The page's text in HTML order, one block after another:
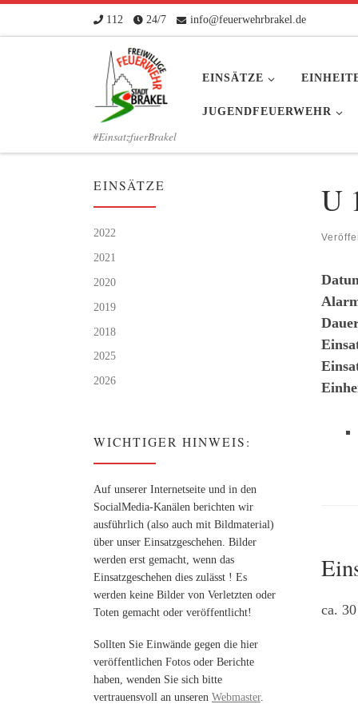
Zum Inhalt springen
112 24/7 info@feuerwehrbrakel.de
#EinsatzfuerBrakel
EINSÄTZE
JUGENDFEUERWEHR
U
ca.
EINSÄTZE
2022
2021
2020
2019
2018
2025
2026
WICHTIGER HINWEIS:
Auf unserer Internetseite und in den
SocialMedia-Kanälen berichten wir
ausführlich (also auch mit Bildmaterial)
über unser Einsatzgeschehen. Bilder
werden erst gemacht, wenn das
Einsatzgeschehen dies zulässt ! Es
werden keine Bilder von Verletzten oder
Toten gemacht oder veröffentlicht!
Sollten Sie Einwände gegen die hier
veröffentlichen Fotos oder Berichte
haben, wenden Sie sich bitte
vertrauensvoll an unseren Webmaster.